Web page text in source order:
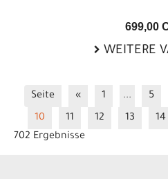
699,00
WEITERE
Seite « 1 ... 5
10
11 12 13 14
702 Ergebnisse